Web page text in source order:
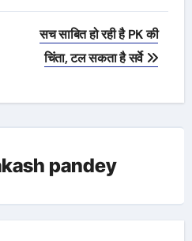
सच साबित हो रही है PK की
चिंता, टल सकता है सर्वे
pandey